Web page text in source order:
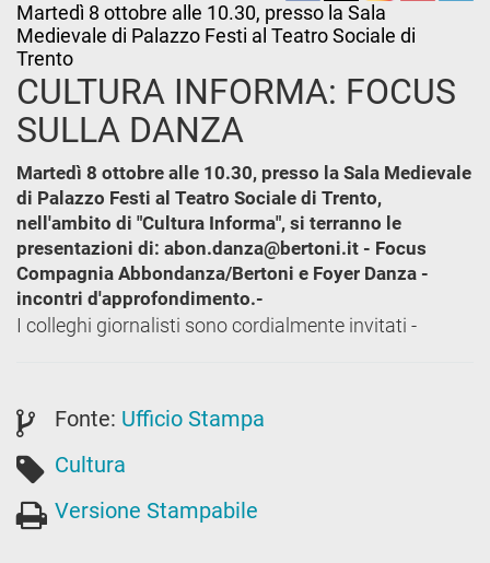
Martedì 8 ottobre alle 10.30, presso la Sala
Medievale di Palazzo Festi al Teatro Sociale di
Trento
CULTURA INFORMA: FOCUS
SULLA DANZA
Martedì 8 ottobre alle 10.30, presso la Sala Medievale
di Palazzo Festi al Teatro Sociale di Trento,
nell'ambito di "Cultura Informa", si terranno le
presentazioni di: abon.danza@bertoni.it - Focus
Compagnia Abbondanza/Bertoni e Foyer Danza -
incontri d'approfondimento.-
I colleghi giornalisti sono cordialmente invitati -
Fonte: Ufficio Stampa
Cultura
Versione Stampabile